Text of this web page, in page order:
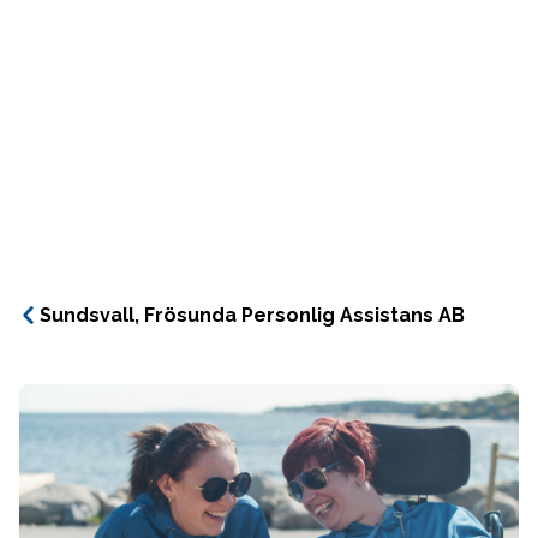
Sundsvall, Frösunda Personlig Assistans AB